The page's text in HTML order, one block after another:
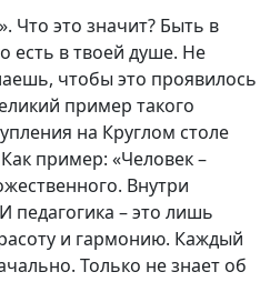
Что это значит? Быть в
есть в твоей душе. Не
чтобы это проявилось
пример такого
на Круглом столе
пример: «Человек –
Внутри
педагогика – это лишь
и гармонию. Каждый
Только не знает об